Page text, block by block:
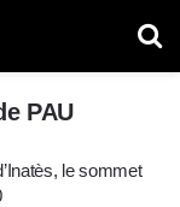
PAU
le sommet